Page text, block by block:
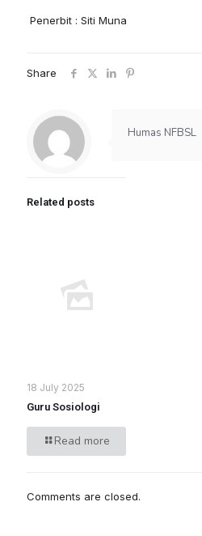
Penerbit : Siti Muna
Share
Humas NFBSL
Related posts
18 July 2025
Guru Sosiologi
Read more
Comments are closed.